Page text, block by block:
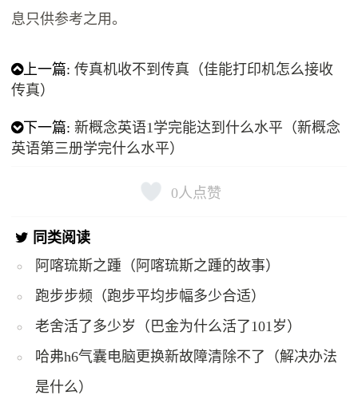
息只供参考之用。
上一篇:传真机收不到传真（佳能打印机怎么接收
传真）
下一篇:新概念英语1学完能达到什么水平（新概念
英语第三册学完什么水平）
0人点赞
同类阅读
阿喀琉斯之踵（阿喀琉斯之踵的故事）
跑步步频（跑步平均步幅多少合适）
老舍活了多少岁（巴金为什么活了101岁）
哈弗h6气囊电脑更换新故障清除不了（解决办法
是什么）